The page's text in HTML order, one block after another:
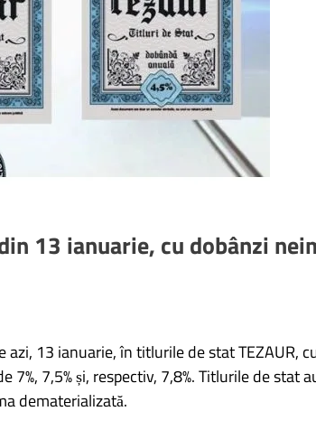
13 ianuarie, cu dobânzi
azi, 13 ianuarie, în titlurile de stat TEZAUR,
7%, 7,5% și, respectiv, 7,8%. Titlurile de stat
dematerializată.